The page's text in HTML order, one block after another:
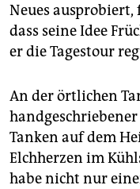
Neues ausprobiert,
dass seine Idee
er die Tagestour
An der örtlichen
Tanken auf dem
Elchherzen im
habe nicht nur